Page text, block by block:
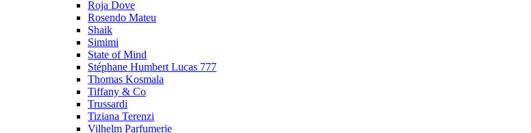
Roja Dove
Rosendo Mateu
Shaik
Simimi
State of Mind
Stéphane Humbert Lucas 777
Thomas Kosmala
Tiffany & Co
Trussardi
Tiziana Terenzi
Vilhelm Parfumerie